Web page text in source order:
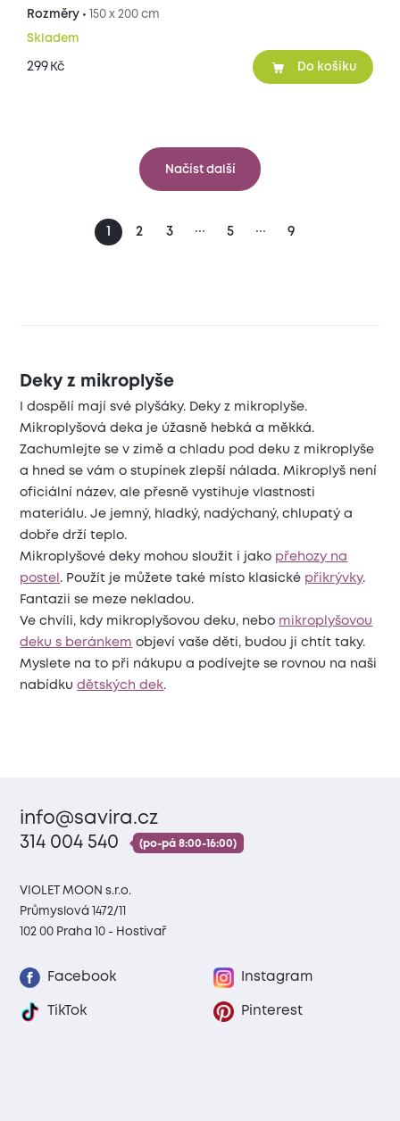
Rozměry • 150 x 200 cm
Skladem
299 Kč Do košíku
Načíst další
1 2 3 ... 5 ... 9
Deky z mikroplyše
I dospělí mají své plyšáky. Deky z mikroplyše.
Mikroplyšová deka je úžasně hebká a měkká.
Zachumlejte se v zimě a chladu pod deku z mikroplyše
a hned se vám o stupínek zlepší nálada. Mikroplyš není
oficiální název, ale přesně vystihuje vlastnosti
materiálu. Je jemný, hladký, nadýchaný, chlupatý a
dobře drží teplo.
Mikroplyšové deky mohou sloužit i jako přehozy na
postel . Použít je můžete také místo klasické přikrývky.
Fantazii se meze nekladou.
Ve chvíli, kdy mikroplyšovou deku, nebo mikroplyšovou
deku s beránkem objeví vaše děti, budou ji chtít taky.
Myslete na to při nákupu a podívejte se rovnou na naši
nabídkudětských dek.
info@savira.cz
314 004 540
(po-pá 8:00-16:00)
VIOLET MOON s.r.o.
Průmyslová 1472/11
102 00 Praha 10 - Hostivař
Facebook Instagram
TikTok Pinterest